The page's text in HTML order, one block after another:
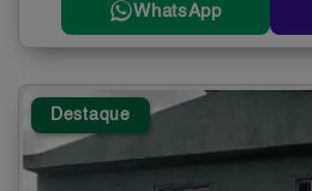
WhatsApp
Destaque